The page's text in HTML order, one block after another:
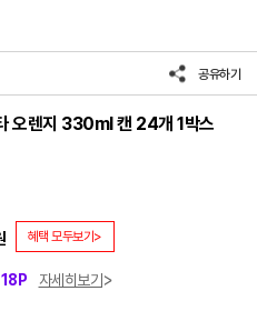
공유하기
오렌지 330ml 캔 24개 1박스
혜택 모두보기>
자세히보기